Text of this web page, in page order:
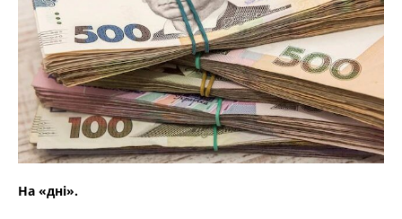
На «дні».